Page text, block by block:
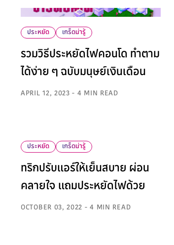
ประหยัด เกร็ดน่ารู้
รวมวิธีประหยัดไฟคอนโด ทำตาม
ได้ง่าย ๆ ฉบับมนุษย์เงินเดือน
APRIL 12, 2023 - 4 MIN READ
ประหยัด เกร็ดน่ารู้
ทริกปรับแอร์ให้เย็นสบาย ผ่อน
คลายใจ แถมประหยัดไฟด้วย
OCTOBER 03, 2022 - 4 MIN READ